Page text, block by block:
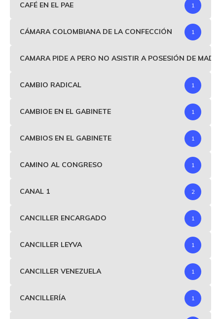
CAFÉ EN EL PAE 1
CÁMARA COLOMBIANA DE LA CONFECCIÓN 1
CAMARA PIDE A PERO NO ASISTIR A POSESIÓN DE
CAMBIO RADICAL 1
CAMBIOE EN EL GABINETE 1
CAMBIOS EN EL GABINETE 1
CAMINO AL CONGRESO 1
CANAL 1 2
CANCILLER ENCARGADO 1
CANCILLER LEYVA 1
CANCILLER VENEZUELA 1
CANCILLERÍA 1